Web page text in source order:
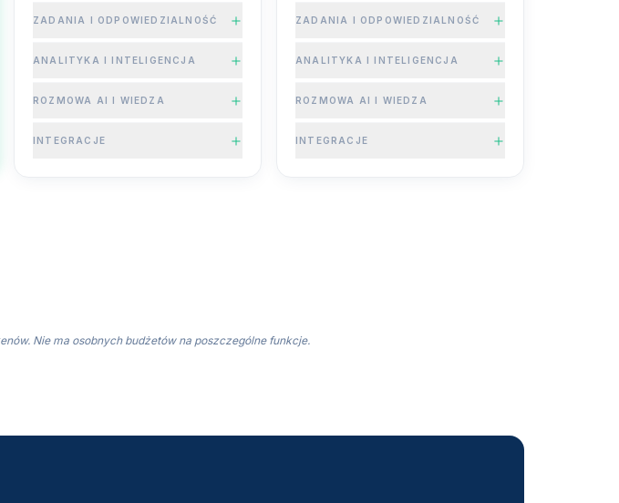
ZADANIA I ODPOWIEDZIALNOŚĆ
ANALITYKA I INTELIGENCJA
ROZMOWA AI I WIEDZA
INTEGRACJE
ZADANIA I ODPOWIEDZIALNOŚĆ
ANALITYKA I INTELIGENCJA
ROZMOWA AI I WIEDZA
INTEGRACJE
Nie ma osobnych budżetów na poszczególne funkcje.